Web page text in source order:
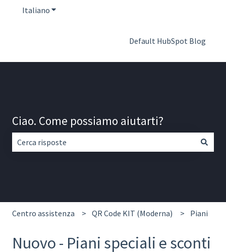
Italiano Mostra sottomenu per le traduzioni
Default HubSpot Blog
Ciao. Come possiamo aiutarti?
Centro assistenza QR Code KIT (Moderna) Piani
Nuovo - Piani speciali e sconti